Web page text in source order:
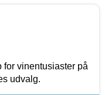
for vinentusiaster på
udvalg.